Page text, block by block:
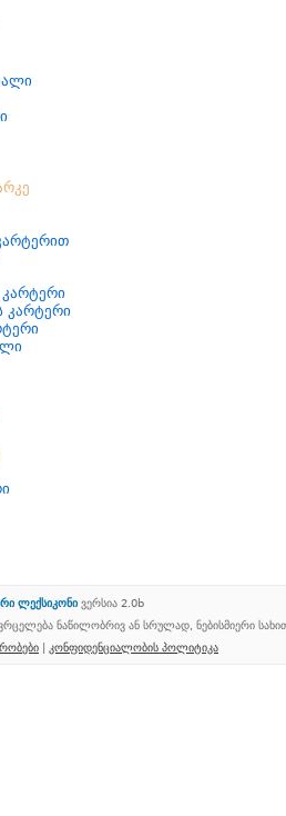
კარტერი
ლექსიკონი ვერსია 2.0b
ნაწილობრივ ან სრულად, ნებისმიერი
| კონფიდენციალობის პოლიტიკა